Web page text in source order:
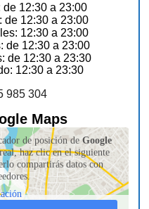
de 12:30 a 23:00
de 12:30 a 23:00
12:30 a 23:00
de 12:30 a 23:00
de 12:30 a 23:30
12:30 a 23:30
985 304
Maps
de posición deGoogle
haz clic en el siguiente
compartirás datos con